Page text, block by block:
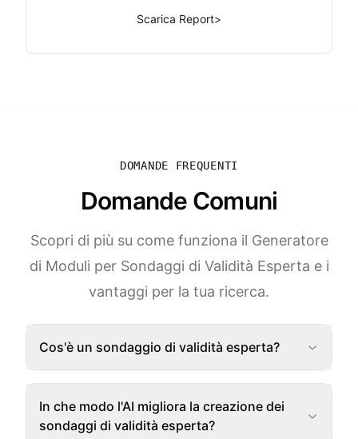
Scarica Report>
DOMANDE FREQUENTI
Domande Comuni
Scopri di più su come funziona il Generatore
di Moduli per Sondaggi di Validità Esperta e i
vantaggi per la tua ricerca.
Cos'è un sondaggio di validità esperta?
In che modo l'AI migliora la creazione dei
sondaggi di validità esperta?